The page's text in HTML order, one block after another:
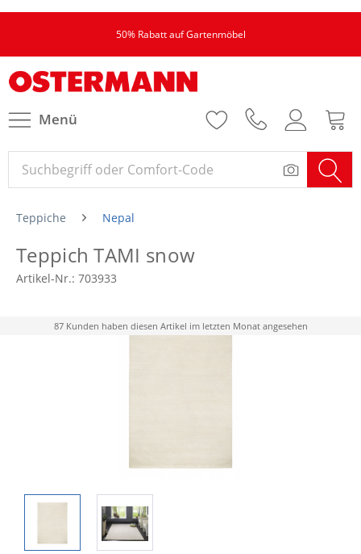
50% Rabatt auf Gartenmöbel
Menü
Teppiche Nepal
Teppich TAMI snow
Artikel-Nr.: 703933
87 Kunden haben diesen Artikel im letzten Monat angesehen